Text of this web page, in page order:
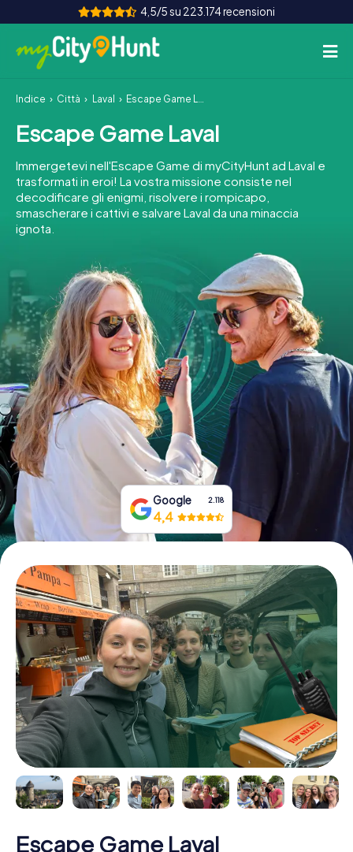
4,5/5 su 223.174 recensioni
Come funziona
Città
Tour
Team Building
INT AT CH
DE
ES
FR UK
IE
IT
NL
Prenota Biglietti
Acquista i Voucher
Indice Città Laval Escape Game Laval
Escape Game Laval
Immergetevi nell'Escape Game di myCityHunt ad Laval e
trasformati in eroi! La vostra missione consiste nel
decodificare gli enigmi, risolvere i rompicapo,
smascherare i cattivi e salvare Laval da una minaccia
ignota.
Google 2.118
4,4
Escape Game Laval